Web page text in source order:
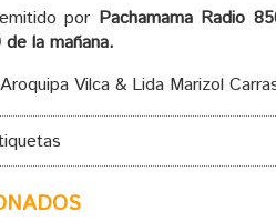
el
por Pachamama Radio
la mañana.
Vilca & Lida Marizol